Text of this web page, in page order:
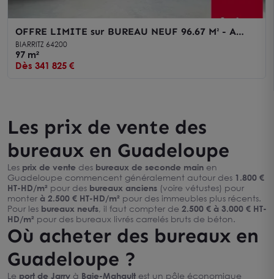
OFFRE LIMITE sur BUREAU NEUF 96.67 M² - A
VENDRE - BIARRITZ - A saisir
BIARRITZ 64200
97 m²
Dès 341 825 €
Les prix de vente des
bureaux en Guadeloupe
Les prix de vente des bureaux de seconde main en
Guadeloupe commencent généralement autour des 1.800 €
HT-HD/m² pour des bureaux anciens (voire vétustes) pour
monter à 2.500 € HT-HD/m² pour des immeubles plus récents.
Pour les bureaux neufs, il faut compter de 2.500 € à 3.000 € HT-
HD/m² pour des bureaux livrés carrelés bruts de béton.
Où acheter des bureaux en
Guadeloupe ?
Le port de Jarry à Baie-Mahault est un pôle économique